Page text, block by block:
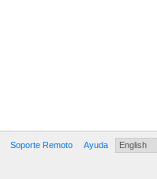
Soporte Remoto Ayuda